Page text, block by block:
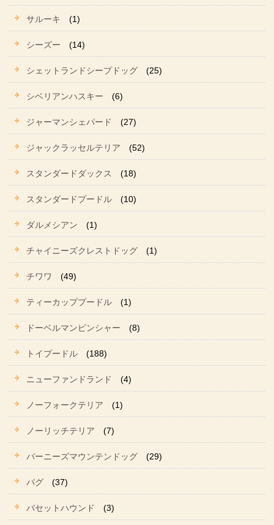
サルーキ (1)
シーズー (14)
シェットランドシープドッグ (25)
シベリアンハスキー (6)
ジャーマンシェパード (27)
ジャックラッセルテリア (52)
スタンダードダックス (18)
スタンダードプードル (10)
ダルメシアン (1)
チャイニーズクレストドッグ (1)
チワワ (49)
ティーカッププードル (1)
ドーベルマンピンシャー (8)
トイプードル (188)
ニューファンドランド (4)
ノーフォークテリア (1)
ノーリッチテリア (7)
バーニーズマウンテンドッグ (29)
パグ (37)
バセットハウンド (3)